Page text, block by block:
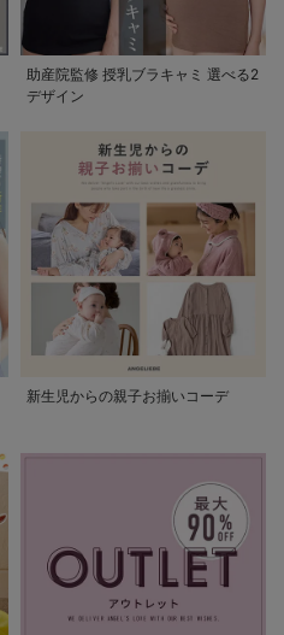
助産院監修 授乳ブラキャミ 選べる2
デザイン
新生児からの親子お揃いコーデ